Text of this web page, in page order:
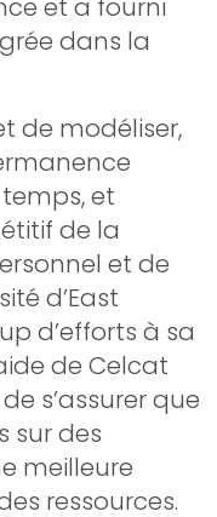
et a fourni
dans la
de modéliser,
et
de la
et de
d’East
d’efforts à sa
de Celcat
s’assurer que
sur des
meilleure
ressources.